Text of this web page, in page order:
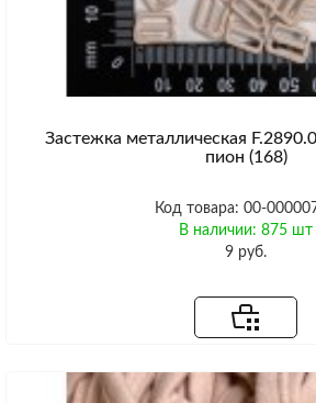
Застежка металлическая
пион (168)
Код товара: 00-
В наличии: 875 шт
9 руб.